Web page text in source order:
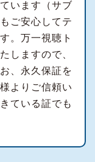
います（サブ
ご安心してテ
。万一視聴ト
しますので、
、永久保証を
よりご信頼い
ている証でも